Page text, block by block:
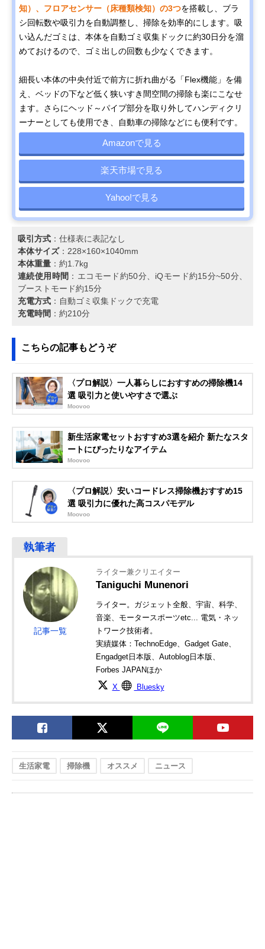
知）、フロアセンサー（床種類検知）の3つを搭載し、ブラ
シ回転数や吸引力を自動調整し、掃除を効率的にします。吸
い込んだゴミは、本体を自動ゴミ収集ドックに約30日分を溜
めておけるので、ゴミ出しの回数も少なくできます。
細長い本体の中央付近で前方に折れ曲がる「Flex機能」を備
え、ベッドの下など低く狭いすき間空間の掃除も楽にこなせ
ます。さらにヘッド～パイプ部分を取り外してハンディクリ
ーナーとしても使用でき、自動車の掃除などにも便利です。
Amazonで見る
楽天市場で見る
Yahoo!で見る
吸引方式 ：仕様表に表記なし
本体サイズ：228×160×1040mm
本体重量 ：約1.7kg
連続使用時間 ：エコモード約50分、iQモード約15分~50分、
ブーストモード約15分
充電方式 ：自動ゴミ収集ドックで充電
充電時間 ：約210分
こちらの記事もどうぞ
〈プロ解説〉一人暮らしにおすすめの掃除機14
選 吸引力と使いやすさで選ぶ
Moovoo
新生活家電セットおすすめ3選を紹介 新たなスタ
ートにぴったりなアイテム
Moovoo
〈プロ解説〉安いコードレス掃除機おすすめ15
選 吸引力に優れた高コスパモデル
Moovoo
記事一覧
ライター兼クリエイター
Taniguchi Munenori
ライター。ガジェット全般、宇宙、科学、
音楽、モータースポーツetc... 電気・ネッ
トワーク技術者。
実績媒体：TechnoEdge、Gadget Gate、
Engadget日本版、Autoblog日本版、
Forbes JAPANほか
X Bluesky
生活家電 掃除機 オススメ ニュース